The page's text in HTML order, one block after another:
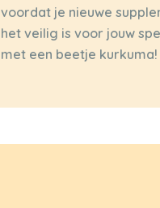
voordat je nieuwe
het veilig is voor jouw
met een beetje kurkuma!